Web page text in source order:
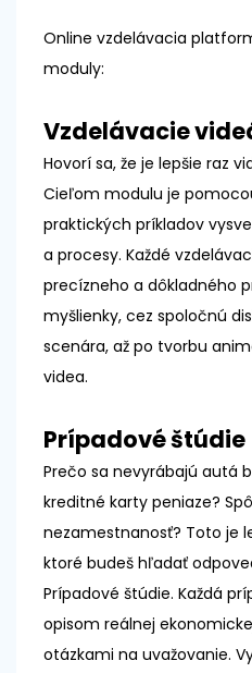
Online vzdelávacia
moduly:
Vzdelávacie
Hovorí sa, že je lepšie raz
Cieľom modulu je
praktických príkladov
a procesy. Každé
precízneho a dôkladného
myšlienky, cez spoločnú
scenára, až po tvorbu
videa.
Prípadové štúdie
Prečo sa nevyrábajú autá
kreditné karty peniaze?
nezamestnanosť? Toto je
ktoré budeš hľadať
Prípadové štúdie. Každá
opisom reálnej
otázkami na uvažovanie.